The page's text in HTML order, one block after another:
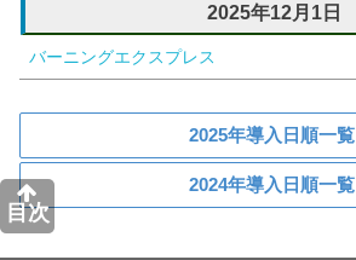
目次
2025年12月1日
バーニングエクスプレス
2025年導入日順一覧
2024年導入日順一覧